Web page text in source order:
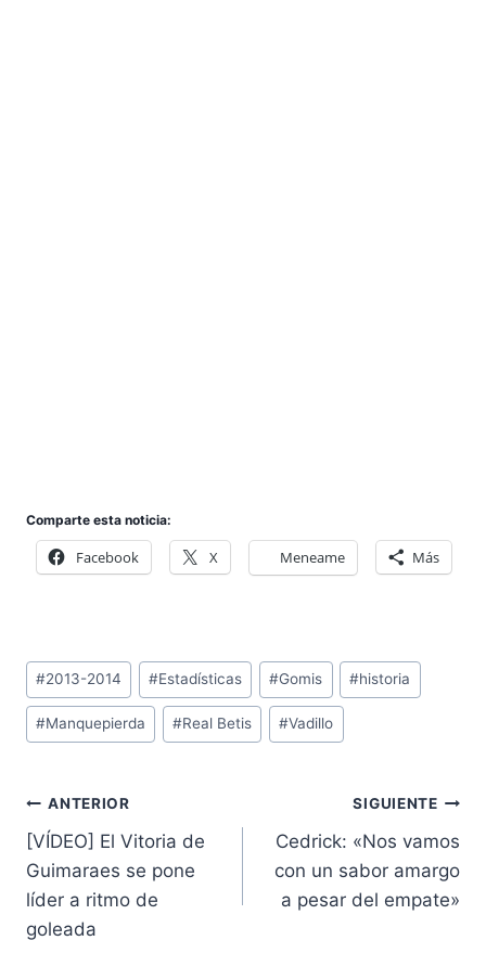
Comparte esta noticia:
Facebook X Meneame Más
Etiquetas
de
la
#2013-2014 #Estadísticas #Gomis #historia
#Manquepierda #Real Betis #Vadillo
Navegación
de
entradas
ANTERIOR
[VÍDEO] El Vitoria de
Guimaraes se pone
líder a ritmo de
goleada
SIGUIENTE
Cedrick: «Nos vamos
con un sabor amargo
a pesar del empate»